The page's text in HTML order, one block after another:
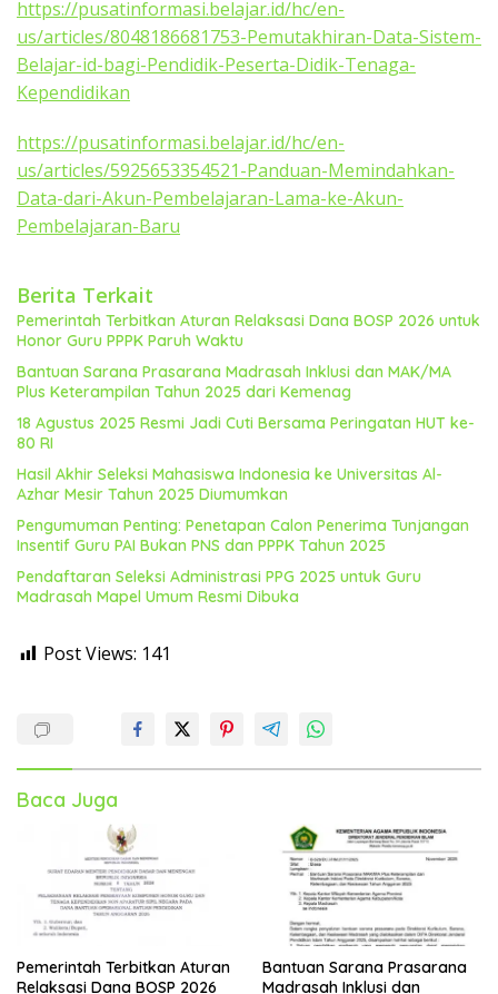
https://pusatinformasi.belajar.id/hc/en-
us/articles/8048186681753-Pemutakhiran-Data-Sistem-
Belajar-id-bagi-Pendidik-Peserta-Didik-Tenaga-
Kependidikan
https://pusatinformasi.belajar.id/hc/en-
us/articles/5925653354521-Panduan-Memindahkan-
Data-dari-Akun-Pembelajaran-Lama-ke-Akun-
Pembelajaran-Baru
Berita Terkait
Pemerintah Terbitkan Aturan Relaksasi Dana BOSP 2026 untuk
Honor Guru PPPK Paruh Waktu
Bantuan Sarana Prasarana Madrasah Inklusi dan MAK/MA
Plus Keterampilan Tahun 2025 dari Kemenag
18 Agustus 2025 Resmi Jadi Cuti Bersama Peringatan HUT ke-
80 RI
Hasil Akhir Seleksi Mahasiswa Indonesia ke Universitas Al-
Azhar Mesir Tahun 2025 Diumumkan
Pengumuman Penting: Penetapan Calon Penerima Tunjangan
Insentif Guru PAI Bukan PNS dan PPPK Tahun 2025
Pendaftaran Seleksi Administrasi PPG 2025 untuk Guru
Madrasah Mapel Umum Resmi Dibuka
Post Views: 141
Baca Juga
Pemerintah Terbitkan Aturan
Relaksasi Dana BOSP 2026
Bantuan Sarana Prasarana
Madrasah Inklusi dan